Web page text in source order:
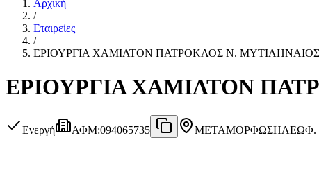
Αρχική
/
Εταιρείες
/
ΕΡΙΟΥΡΓΙΑ ΧΑΜΙΛΤOΝ ΠΑΤΡΟΚΛΟΣ N.
ΕΡΙΟΥΡΓΙΑ ΧΑΜΙΛΤOΝ
Ενεργή ΑΦΜ:094065735 ΜΕΤΑΜΟΡΦΩΣΗΛΕΩΦ.